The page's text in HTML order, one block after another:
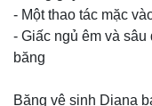
- Một thao tác mặc
- Giấc ngủ êm và
băng
Băng vệ sinh Diana